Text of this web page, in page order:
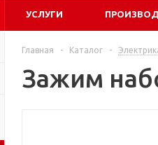
УСЛУГИ
Главная - Каталог -
Зажим